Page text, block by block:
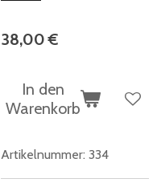
38,00 €
In den
Warenkorb
Artikelnummer: 334